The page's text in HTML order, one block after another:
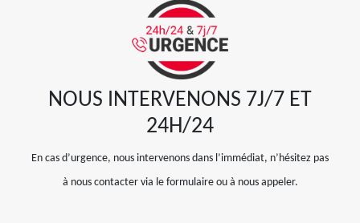
NOUS INTERVENONS 7J/7 ET
24H/24
En cas d’urgence, nous intervenons dans l’immédiat, n’hésitez pas
à nous contacter via le formulaire ou à nous appeler.